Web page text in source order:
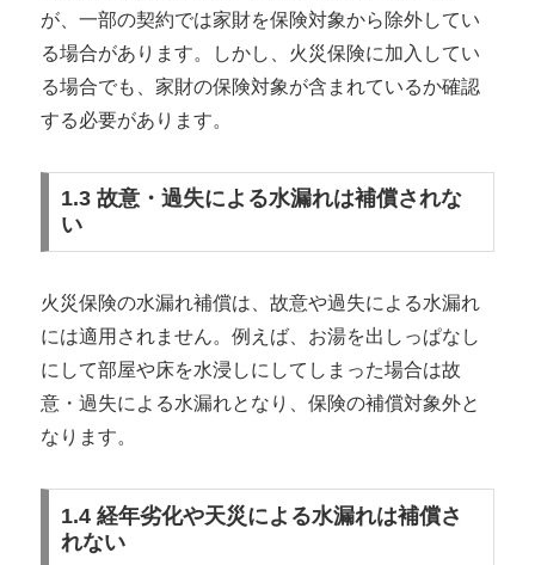
が、一部の契約では家財を保険対象から除外してい
る場合があります。しかし、火災保険に加入してい
る場合でも、家財の保険対象が含まれているか確認
する必要があります。
1.3 故意・過失による水漏れは補償されな
い
火災保険の水漏れ補償は、故意や過失による水漏れ
には適用されません。例えば、お湯を出しっぱなし
にして部屋や床を水浸しにしてしまった場合は故
意・過失による水漏れとなり、保険の補償対象外と
なります。
1.4 経年劣化や天災による水漏れは補償さ
れない